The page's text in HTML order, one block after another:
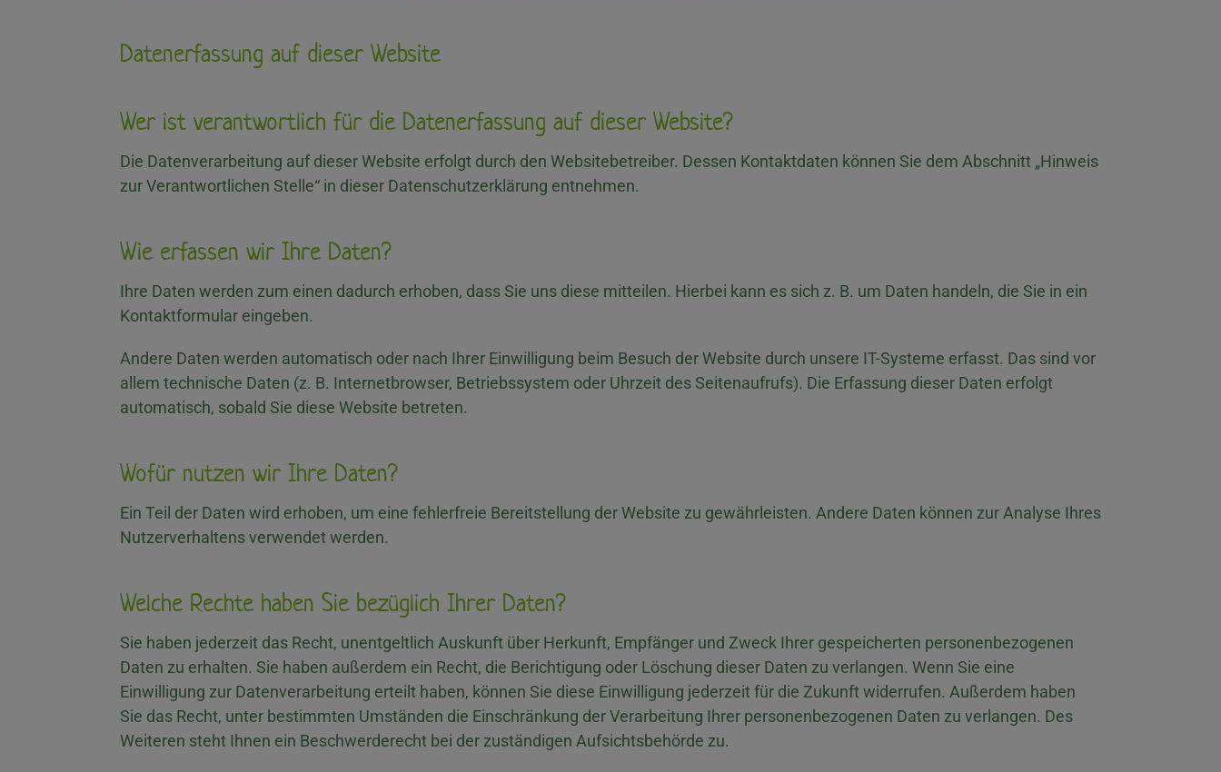
Datenerfassung auf dieser Website
Wer ist verantwortlich für die Datenerfassung auf dieser Website?
Die Datenverarbeitung auf dieser Website erfolgt durch den Websitebetreiber. Dessen Kontaktdaten können Sie dem Abschnitt „Hinweis
zur Verantwortlichen Stelle“ in dieser Datenschutzerklärung entnehmen.
Wie erfassen wir Ihre Daten?
Ihre Daten werden zum einen dadurch erhoben, dass Sie uns diese mitteilen. Hierbei kann es sich z. B. um Daten handeln, die Sie in ein
Kontaktformular eingeben.
Andere Daten werden automatisch oder nach Ihrer Einwilligung beim Besuch der Website durch unsere IT-Systeme erfasst. Das sind vor
allem technische Daten (z. B. Internetbrowser, Betriebssystem oder Uhrzeit des Seitenaufrufs). Die Erfassung dieser Daten erfolgt
automatisch, sobald Sie diese Website betreten.
Wofür nutzen wir Ihre Daten?
Ein Teil der Daten wird erhoben, um eine fehlerfreie Bereitstellung der Website zu gewährleisten. Andere Daten können zur Analyse Ihres
Nutzerverhaltens verwendet werden.
Welche Rechte haben Sie bezüglich Ihrer Daten?
Sie haben jederzeit das Recht, unentgeltlich Auskunft über Herkunft, Empfänger und Zweck Ihrer gespeicherten personenbezogenen
Daten zu erhalten. Sie haben außerdem ein Recht, die Berichtigung oder Löschung dieser Daten zu verlangen. Wenn Sie eine
Einwilligung zur Datenverarbeitung erteilt haben, können Sie diese Einwilligung jederzeit für die Zukunft widerrufen. Außerdem haben
Sie das Recht, unter bestimmten Umständen die Einschränkung der Verarbeitung Ihrer personenbezogenen Daten zu verlangen. Des
Weiteren steht Ihnen ein Beschwerderecht bei der zuständigen Aufsichtsbehörde zu.